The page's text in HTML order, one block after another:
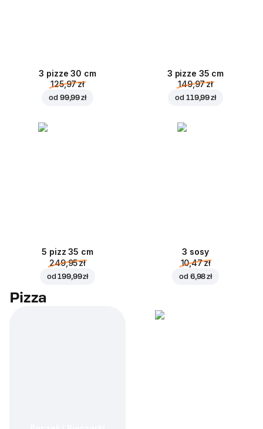
3 pizze 30 cm
125,97 zł
od 99,99 zł
3 pizze 35 cm
149,97 zł
od 119,99 zł
5 pizz 35 cm
249,95 zł
od199,99 zł
3 sosy
10,47 zł
od 6,98 zł
Pizza